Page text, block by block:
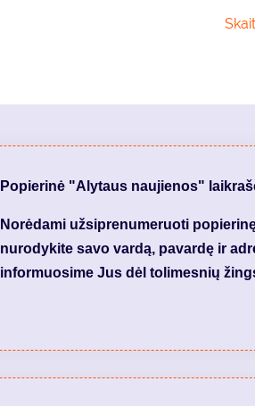
Popierinė "Alytaus naujienos"
Norėdami užsiprenumeruoti
nurodykite savo vardą, pavardę ir
informuosime Jus dėl tolimesnių